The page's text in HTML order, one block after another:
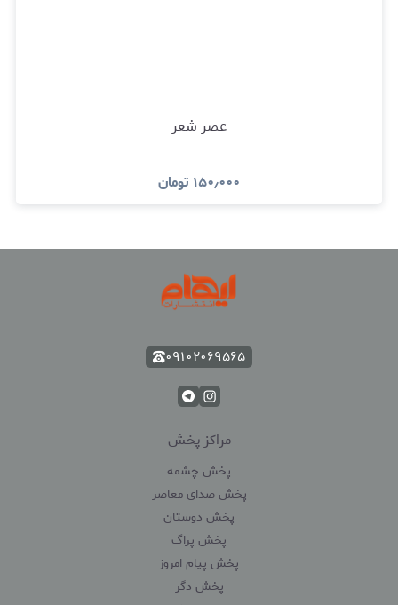
عصر شعر
۱۵۰٫۰۰۰ تومان
۰۹۱۰۲۰۶۹۵۶۵
مراکز پخش
پخش چشمه
پخش صدای معاصر
پخش دوستان
پخش پراگ
پخش پیام امروز
پخش دگر